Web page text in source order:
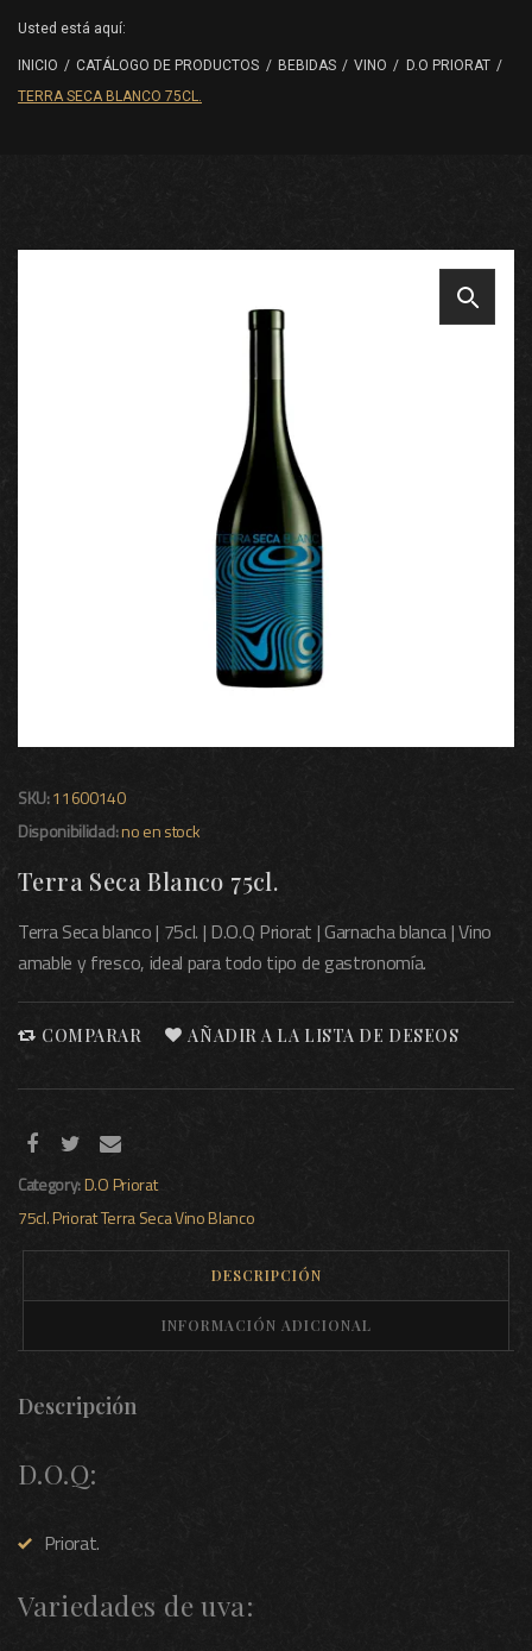
Usted está aquí:
INICIO / CATÁLOGO DE PRODUCTOS / BEBIDAS / VINO / D.O PRIORAT /
TERRA SECA BLANCO 75CL.
SKU:11600140
Disponibilidad:no en stock
Terra Seca Blanco 75cl.
Terra Seca blanco | 75cl. | D.O.Q Priorat | Garnacha blanca | Vino
amable y fresco, ideal para todo tipo de gastronomía.
COMPARAR AÑADIR A LA LISTA DE DESEOS
Category:D.O Priorat
75cl.PrioratTerra SecaVino Blanco
DESCRIPCIÓN
INFORMACIÓN ADICIONAL
Descripción
D.O.Q:
Priorat.
Variedades de uva: